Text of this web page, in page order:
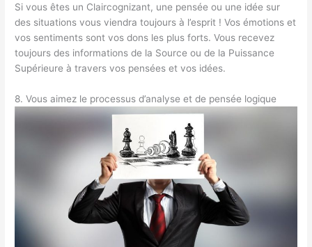
Si vous êtes un Claircognizant, une pensée ou une idée sur
des situations vous viendra toujours à l’esprit ! Vos émotions et
vos sentiments sont vos dons les plus forts. Vous recevez
toujours des informations de la Source ou de la Puissance
Supérieure à travers vos pensées et vos idées.
8. Vous aimez le processus d’analyse et de pensée logique